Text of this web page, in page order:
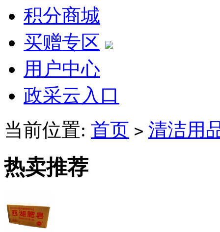
积分商城
买赠专区
用户中心
政采云入口
当前位置: 首页 > 清洁用
热卖推荐